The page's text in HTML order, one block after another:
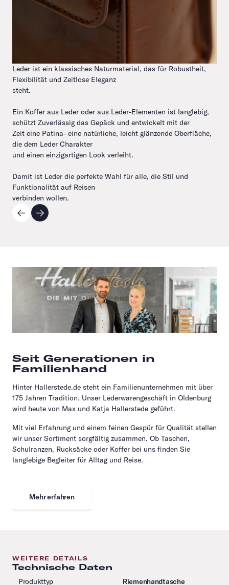
Leder ist ein klassisches Naturmaterial, das für Robustheit,
Flexibilität und Zeitlose Eleganz
steht.
Ein Koffer aus Leder oder aus Leder-Elementen ist langlebig,
schützt Zuverlässig das Gepäck und entwickelt mit der
Zeit eine Patina- eine natürliche, leicht glänzende Oberfläche,
die dem Leder Charakter
und einen einzigartigen Look verleiht.
Damit ist Leder die perfekte Wahl für alle, die Stil und
Funktionalität auf Reisen
verbinden wollen.
Seit Generationen in
Familienhand
Hinter Hallerstede.de steht ein Familienunternehmen mit über
175 Jahren Tradition. Unser Lederwarengeschäft in Oldenburg
wird heute von Max und Katja Hallerstede geführt.
Mit viel Erfahrung und einem feinen Gespür für Qualität stellen
wir unser Sortiment sorgfältig zusammen. Ob Taschen,
Schulranzen, Rucksäcke oder Koffer bei uns finden Sie
langlebige Begleiter für Alltag und Reise.
Mehr erfahren
WEITERE DETAILS
Technische Daten
Produkttyp Riemenhandtasche